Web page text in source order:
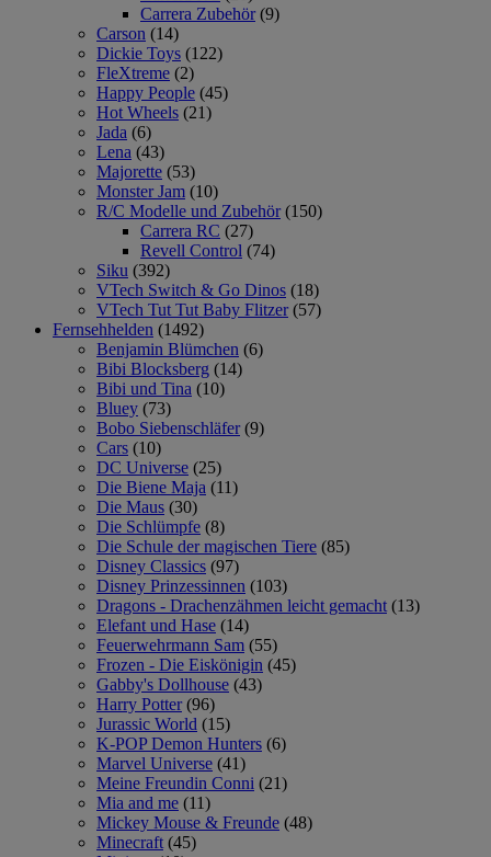
Carrera Zubehör (9)
Carson (14)
Dickie Toys (122)
FleXtreme (2)
Happy People (45)
Hot Wheels (21)
Jada (6)
Lena (43)
Majorette (53)
Monster Jam (10)
R/C Modelle und Zubehör (150)
Carrera RC (27)
Revell Control (74)
Siku (392)
VTech Switch & Go Dinos (18)
VTech Tut Tut Baby Flitzer (57)
Fernsehhelden (1492)
Benjamin Blümchen (6)
Bibi Blocksberg (14)
Bibi und Tina (10)
Bluey (73)
Bobo Siebenschläfer (9)
Cars (10)
DC Universe (25)
Die Biene Maja (11)
Die Maus (30)
Die Schlümpfe (8)
Die Schule der magischen Tiere (85)
Disney Classics (97)
Disney Prinzessinnen (103)
Dragons - Drachenzähmen leicht gemacht (13)
Elefant und Hase (14)
Feuerwehrmann Sam (55)
Frozen - Die Eiskönigin (45)
Gabby's Dollhouse (43)
Harry Potter (96)
Jurassic World (15)
K-POP Demon Hunters (6)
Marvel Universe (41)
Meine Freundin Conni (21)
Mia and me (11)
Mickey Mouse & Freunde (48)
Minecraft (45)